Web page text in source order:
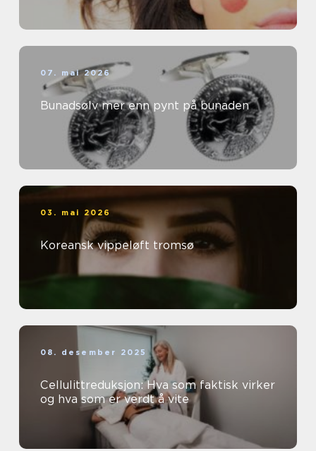
07. mai 2026
Bunadsølv mer enn pynt på bunaden
03. mai 2026
Koreansk vippeløft tromsø
08. desember 2025
Cellulittreduksjon: Hva som faktisk virker
og hva som er verdt å vite